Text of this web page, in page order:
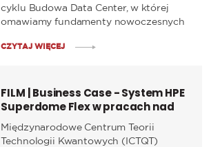
cyklu Budowa Data Center, w której
omawiamy fundamenty nowoczesnych
oraz rozwiązania sieciowe.
CZYTAJ WIĘCEJ
FILM | Business Case - System HPE
Superdome Flex w pracach nad
technologiami kwantowymi ICTQT
UG
Międzynarodowe Centrum Teorii
Technologii Kwantowych (ICTQT)